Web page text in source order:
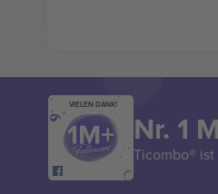
VIELEN DANK!
Nr. 1
Ticombo®